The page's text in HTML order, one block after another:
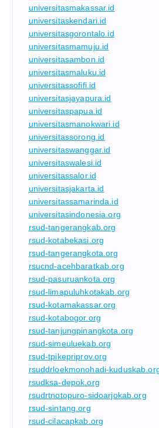
universitasmakassar.id
universitaskendari.id
universitasgorontalo.id
universitasmamuju.id
universitasambon.id
universitasmaluku.id
universitassofifi.id
universitasjayapura.id
universitaspapua.id
universitasmanokwari.id
universitassorong.id
universitaswanggar.id
universitaswalesi.id
universitassalor.id
universitasjakarta.id
universitassamarinda.id
universitasindonesia.org
rsud-tangerangkab.org
rsud-kotabekasi.org
rsud-tangerangkota.org
rsucnd-acehbaratkab.org
rsud-pasuruankota.org
rsud-limapuluhkotakab.org
rsud-kotamakassar.org
rsud-kotabogor.org
rsud-tanjungpinangkota.org
rsud-simeuluekab.org
rsud-tpikepriprov.org
rsuddrloekmonohadi-
rsudksa-depok.org
rsudrtnotopuro-sidoarjokab.org
rsud-sintang.org
rsud-cilacapkab.org